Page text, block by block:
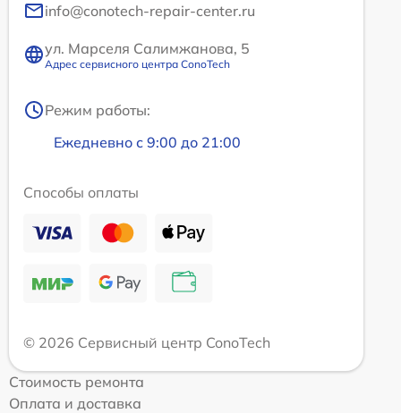
info@conotech-repair-center.ru
ул. Марселя Салимжанова, 5
Адрес сервисного центра ConoTech
Режим работы:
Ежедневно с 9:00 до 21:00
Способы оплаты
© 2026 Сервисный центр ConoTech
Стоимость ремонта
Оплата и доставка